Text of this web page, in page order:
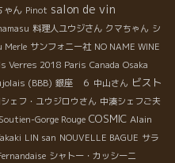
ゃん Pinot salon de vin
料理人ユウジさん クマちゃん シ
Merle サンフォニー社 NO NAME WINE
Verres 2018 Paris Canada Osaka
(BBB) 銀座 ６ 中山さん ビスト
ェフ・ユウジロウさん 中湊シェフご夫
Gorge Rouge COSMIC Alain
LIN san NOUVELLE BAGUE サラ
シャトー・カッシーニ